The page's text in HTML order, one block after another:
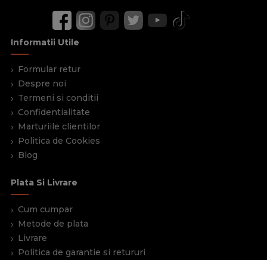
Informatii Utile
Formular retur
Despre noi
Termeni si conditii
Confidentialitate
Marturiile clientilor
Politica de Cookies
Blog
Plata Si Livrare
Cum cumpar
Metode de plata
Livrare
Politica de garantie si retururi